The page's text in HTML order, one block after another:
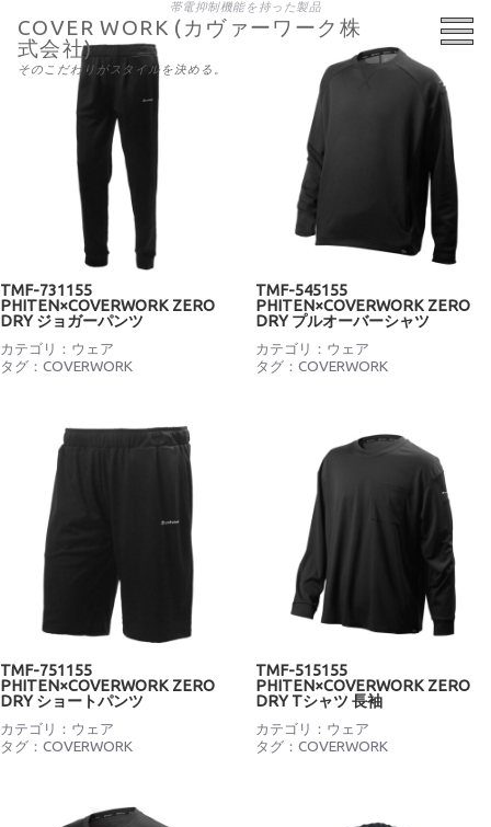
COVER WORK (カヴァーワーク株
式会社)
そのこだわりがスタイルを決める。
帯電抑制機能を持った製品
TMF-731155
PHITEN×COVERWORK ZERO
DRY ジョガーパンツ
カテゴリ： ウェア
タグ： COVERWORK
TMF-545155
PHITEN×COVERWORK ZERO
DRY プルオーバーシャツ
カテゴリ： ウェア
タグ： COVERWORK
TMF-751155
PHITEN×COVERWORK ZERO
DRY ショートパンツ
カテゴリ： ウェア
タグ： COVERWORK
TMF-515155
PHITEN×COVERWORK ZERO
DRY Tシャツ 長袖
カテゴリ： ウェア
タグ： COVERWORK